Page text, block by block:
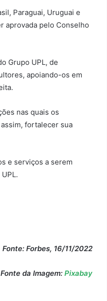
Paraguai, Uruguai e
aprovada pelo Conselho
Grupo UPL, de
apoiando-os em
nas quais os
fortalecer sua
e serviços a serem
Fonte: Forbes, 16/11/2022
Fonte da Imagem: Pixabay